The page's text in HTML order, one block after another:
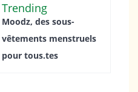
Trending
Moodz, des sous-
vêtements menstruels
pour tous.tes